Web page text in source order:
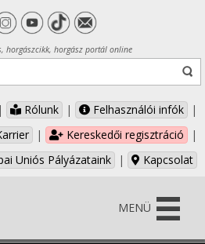
horgászcikk, horgász portál online
| Rólunk | Felhasználói infók
|
| Kereskedői regisztráció
|
Uniós Pályázataink
| Kapcsolat
MENÜ